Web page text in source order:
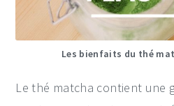
Les bienfaits du thé
Le thé matcha contient une